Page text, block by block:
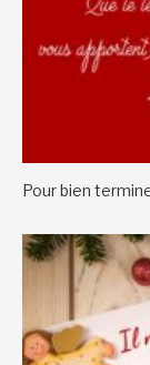
Pour bien